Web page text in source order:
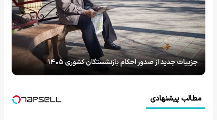
جزییات جدید از صدور احکام بازنشستگان کشوری ۱۴۰۵
مطالب پیشنهادی